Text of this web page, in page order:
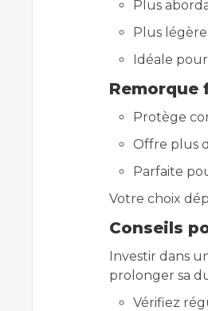
Plus
Plus légère
Idéale
Remorque
Protège
Offre plus
Parfaite
Votre choix
Conseils
Investir dans
prolonger sa
Vérifiez